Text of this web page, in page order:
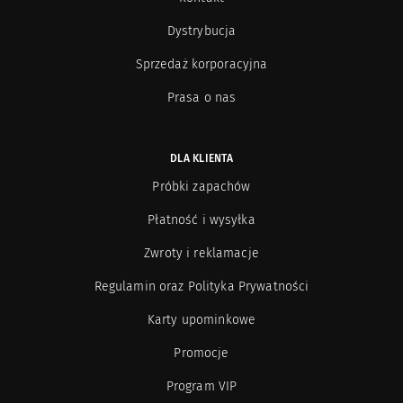
Dystrybucja
Sprzedaż korporacyjna
Prasa o nas
DLA KLIENTA
Próbki zapachów
Płatność i wysyłka
Zwroty i reklamacje
Regulamin oraz Polityka Prywatności
Karty upominkowe
Promocje
Program VIP